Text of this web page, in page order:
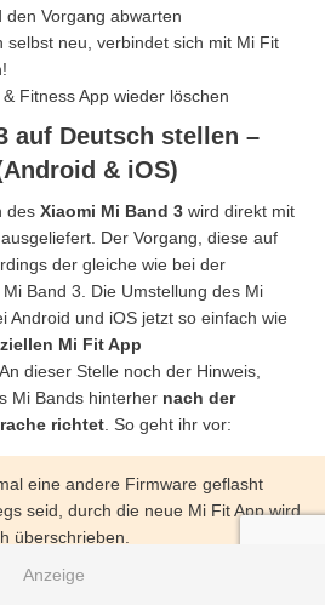
den Vorgang abwarten
selbst neu, verbindet sich mit Mi Fit
Fitness App wieder löschen
auf Deutsch stellen –
& iOS)
des Xiaomi Mi Band 3 wird direkt mit
Der Vorgang, diese auf
der gleiche wie bei der
Band 3. Die Umstellung des Mi
Android und iOS jetzt so einfach wie
Mi Fit App
. An dieser Stelle noch der Hinweis,
Mi Bands hinterher nach der
richtet . So geht ihr vor:
eine andere Firmware geflasht
seid, durch die neue Mi Fit App wird
überschrieben.
Beta-App, empfiehlt es sich diese